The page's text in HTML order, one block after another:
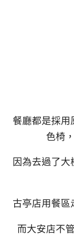
餐廳都是採用
色椅
因為去過了
古亭店用餐區
而大安店不